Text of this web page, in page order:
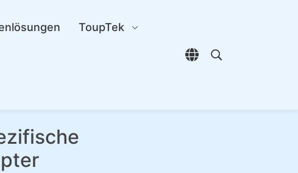
ToupTek
Sprachauswahl
Open search